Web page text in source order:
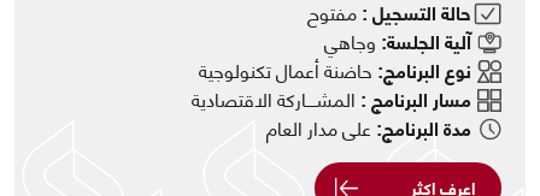
حالة التسجيل : مفتوح
آلية الجلسة: وجاهي
نوع البرنامج: حاضنة أعمال تكنولوجية
مسار البرنامج :المشــــاركة الاقتصادية
مدة البرنامج: على مدار العام
اعرف اكثر